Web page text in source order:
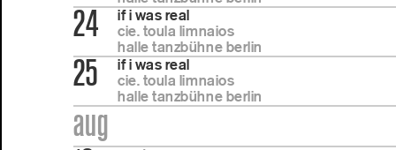
24
if i was real
cie. toula limnaios
halle tanzbühne berlin
25
if i was real
cie. toula limnaios
halle tanzbühne berlin
aug